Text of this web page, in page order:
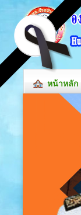
หน้าหลัก